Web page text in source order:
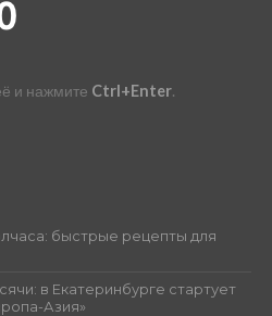
и нажмите Ctrl+Enter.
быстрые рецепты для
в Екатеринбурге стартует
Азия»